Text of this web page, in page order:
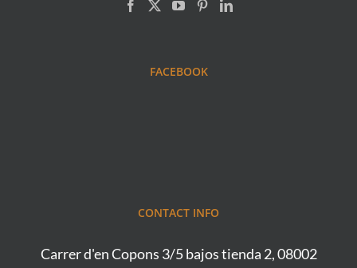
FACEBOOK
CONTACT INFO
Carrer d'en Copons 3/5 bajos tienda 2, 08002